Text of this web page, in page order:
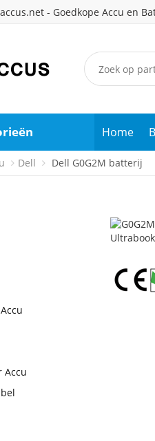
- Goedkope Accu en
Home
Dell Dell G0G2M batterij
Accu